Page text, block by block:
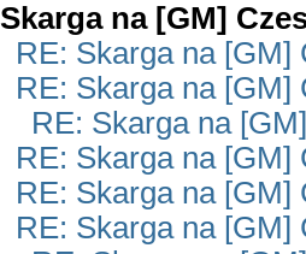
Skarga na [GM]
RE: Skarga na [GM]
RE: Skarga na [GM]
RE: Skarga na
RE: Skarga na [GM]
RE: Skarga na [GM]
RE: Skarga na [GM]